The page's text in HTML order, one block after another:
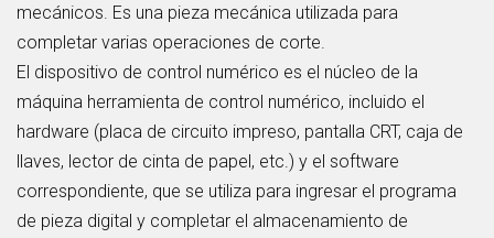
mecánicos. Es una pieza mecánica utilizada para
completar varias operaciones de corte.
El dispositivo de control numérico es el núcleo de la
máquina herramienta de control numérico, incluido el
hardware (placa de circuito impreso, pantalla CRT, caja de
llaves, lector de cinta de papel, etc.) y el software
correspondiente, que se utiliza para ingresar el programa
de pieza digital y completar el almacenamiento de